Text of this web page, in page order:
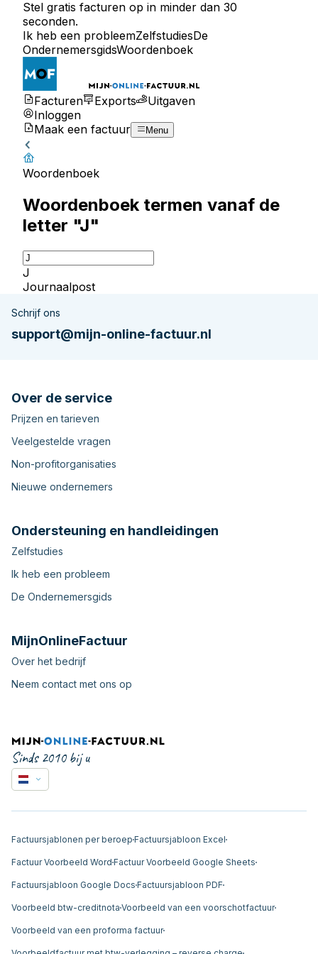
Stel gratis facturen op in minder dan 30
seconden.
Ik heb een probleemZelfstudiesDe
OndernemersgidsWoordenboek
Facturen Exports
Uitgaven
Inloggen
Maak een factuur
Menu
Woordenboek
Woordenboek termen vanaf de
letter "J"
J
Journaalpost
Schrijf ons
support@mijn-online-factuur.nl
Over de service
Prijzen en tarieven
Veelgestelde vragen
Non-profitorganisaties
Nieuwe ondernemers
Ondersteuning en handleidingen
Zelfstudies
Ik heb een probleem
De Ondernemersgids
MijnOnlineFactuur
Over het bedrijf
Neem contact met ons op
Sinds 2010 bij u
Factuursjablonen per beroep Factuursjabloon Excel
Factuur Voorbeeld Word Factuur Voorbeeld Google Sheets
Factuursjabloon Google Docs Factuursjabloon PDF
Voorbeeld btw-creditnota Voorbeeld van een voorschotfactuur
Voorbeeld van een proforma factuur